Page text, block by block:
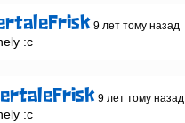
9 лет тому назад
:c
9 лет тому назад
:c